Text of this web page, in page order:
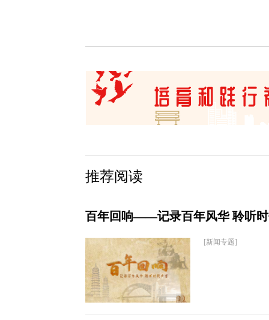
推荐阅读
百年回响——记录百年风华 聆听
[新闻专题]